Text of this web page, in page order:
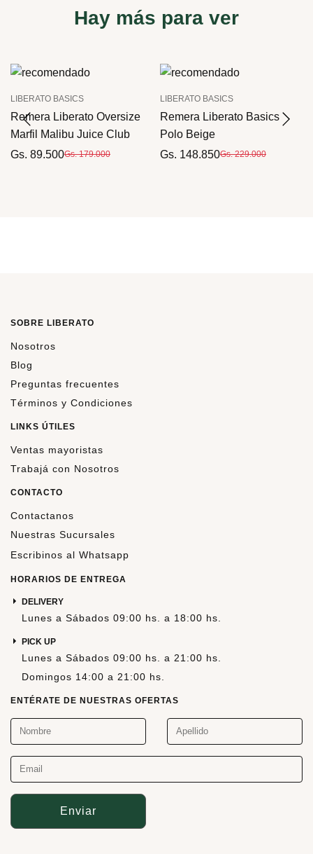
Hay más para ver
LIBERATO BASICS
Remera Liberato Oversize
Marfil Malibu Juice Club
Gs. 89.500Gs. 179.000
LIBERATO BASICS
Remera Liberato Basics
Polo Beige
Gs. 148.850Gs. 229.000
SOBRE LIBERATO
Nosotros
Blog
Preguntas frecuentes
Términos y Condiciones
LINKS ÚTILES
Ventas mayoristas
Trabajá con Nosotros
CONTACTO
Contactanos
Nuestras Sucursales
Escribinos al Whatsapp
HORARIOS DE ENTREGA
DELIVERY
Lunes a Sábados 09:00 hs. a 18:00 hs.
PICK UP
Lunes a Sábados 09:00 hs. a 21:00 hs.
Domingos 14:00 a 21:00 hs.
ENTÉRATE DE NUESTRAS OFERTAS
Enviar